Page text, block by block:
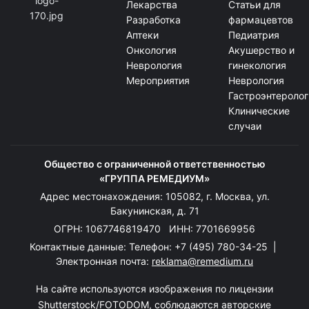
Лекарства
Разработка
Аптеки
Онкология
Неврология
Мероприятия
Статьи для
фармацевтов
Педиатрия
Акушерство и
гинекология
Неврология
Клинические
случаи
Общество с ограниченной ответственностью
«ГРУППА РЕМЕДИУМ»
Адрес местонахождения: 105082, г. Москва, ул.
Бакунинская, д. 71
ОГРН: 1067746819470 ИНН: 7701669956
Контактные данные: Телефон: +7 (495) 780-34-25
Электронная почта: reklama@remedium.ru
На сайте используются изображения по лицензии
Shutterstock/FOTODOM, соблюдаются авторские